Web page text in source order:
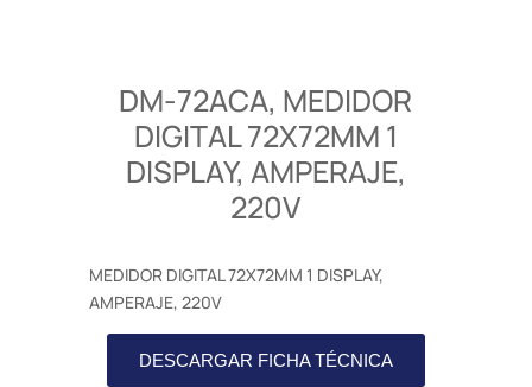
DM-72ACA, MEDIDOR
DIGITAL 72X72MM 1
DISPLAY, AMPERAJE,
220V
MEDIDOR DIGITAL 72X72MM 1 DISPLAY,
AMPERAJE, 220V
DESCARGAR FICHA TÉCNICA